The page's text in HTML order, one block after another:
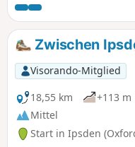
eine Region, die für ihre
der Route folgt dem
Zwischen
Visorando-Mitglied
18,55 km
+113 m
Mittel
Start in Ipsden